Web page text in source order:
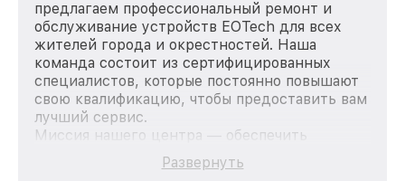
предлагаем профессиональный ремонт и
обслуживание устройств EOTech для всех
жителей города и окрестностей. Наша
команда состоит из сертифицированных
специалистов, которые постоянно повышают
свою квалификацию, чтобы предоставить вам
лучший сервис.
Миссия нашего центра — обеспечить
качественный и доступный ремонт для
каждого пользователя продукции EOTech, вне
Развернуть